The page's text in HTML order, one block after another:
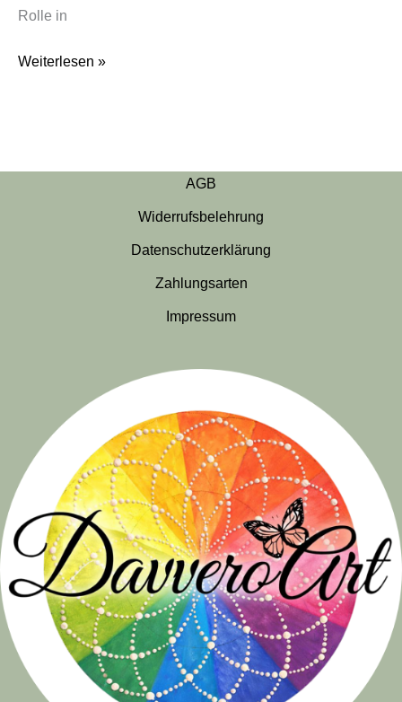
Rolle in
Weiterlesen »
AGB
Widerrufsbelehrung
Datenschutzerklärung
Zahlungsarten
Impressum